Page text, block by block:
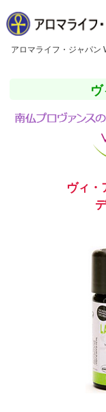
アロマライフ・ジャパン
ヴィ・